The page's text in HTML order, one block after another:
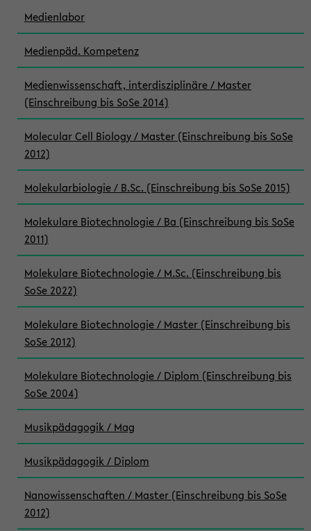
Medienlabor
Medienpäd. Kompetenz
Medienwissenschaft, interdisziplinäre / Master
(Einschreibung bis SoSe 2014)
Molecular Cell Biology / Master (Einschreibung bis SoSe
2012)
Molekularbiologie / B.Sc. (Einschreibung bis SoSe 2015)
Molekulare Biotechnologie / Ba (Einschreibung bis SoSe
2011)
Molekulare Biotechnologie / M.Sc. (Einschreibung bis
SoSe 2022)
Molekulare Biotechnologie / Master (Einschreibung bis
SoSe 2012)
Molekulare Biotechnologie / Diplom (Einschreibung bis
SoSe 2004)
Musikpädagogik / Mag
Musikpädagogik / Diplom
Nanowissenschaften / Master (Einschreibung bis SoSe
2012)